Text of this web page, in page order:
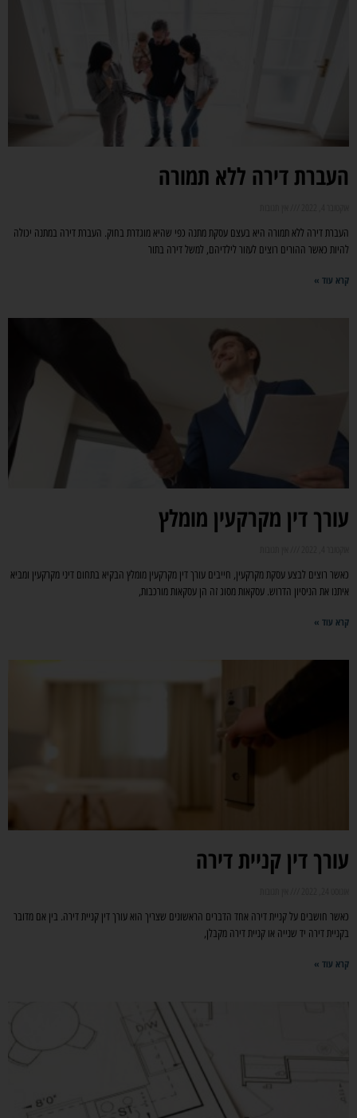
העברת דירה ללא תמורה
העברת דירה ללא תמורה היא בעצם עסקת מתנה כפי שהיא מוגדרת בחוק. העברת דירה במתנה יכולה
להיות כאשר ההורים רוצים לעזור לילדיהם, למשל דירה בתור
קרא עוד »
עורך דין מקרקעין מומלץ
כאשר רוצים לבצע עסקת מקרקעין, חייבים עורך דין מקרקעין מומלץ הבקיא בתחום דיני מקרקעין ומביא
איתנו את הניסיון הדרוש. עסקאות מסוג זה הן עסקאות מורכבות,
קרא עוד »
עורך דין קניית דירה
כאשר חושבים על קניית דירה אחד הדברים הראשונים שצריך הוא עורך דין קניית דירה. בין אם מדובר
בקניית דירה יד שנייה או קניית דירה מקבלן,
קרא עוד »